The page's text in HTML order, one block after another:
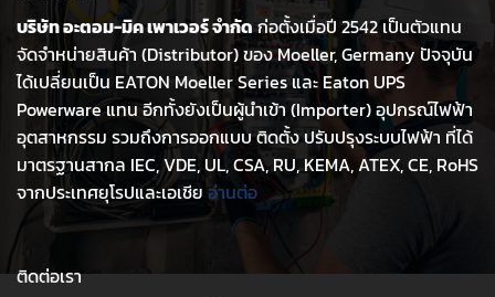
บริษัท อะตอม-มิค เพาเวอร์ จำกัดก่อตั้งเมื่อปี 2542 เป็นตัวแทน
จัดจำหน่ายสินค้า (Distributor) ของ Moeller, Germany ปัจจุบัน
ได้เปลี่ยนเป็น EATON Moeller Series และ Eaton UPS
Powerware แทน อีกทั้งยังเป็นผู้นำเข้า (Importer) อุปกรณ์ไฟฟ้า
อุตสาหกรรม รวมถึงการออกแบบ ติดตั้ง ปรับปรุงระบบไฟฟ้า ที่ได้
มาตรฐานสากล IEC, VDE, UL, CSA, RU, KEMA, ATEX, CE, RoHS
จากประเทศยุโรปและเอเชียอ่านต่อ
ติดต่อเรา